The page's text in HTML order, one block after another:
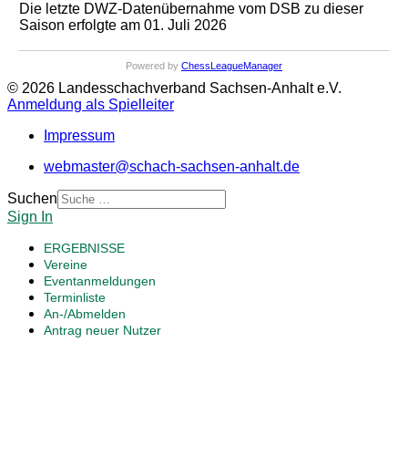
Die letzte DWZ-Datenübernahme vom DSB zu dieser
Saison erfolgte am 01. Juli 2026
Powered by ChessLeagueManager
© 2026 Landesschachverband Sachsen-Anhalt e.V.
Anmeldung als Spielleiter
Impressum
webmaster@schach-sachsen-anhalt.de
Suchen
Sign In
ERGEBNISSE
Vereine
Eventanmeldungen
Terminliste
An-/Abmelden
Antrag neuer Nutzer